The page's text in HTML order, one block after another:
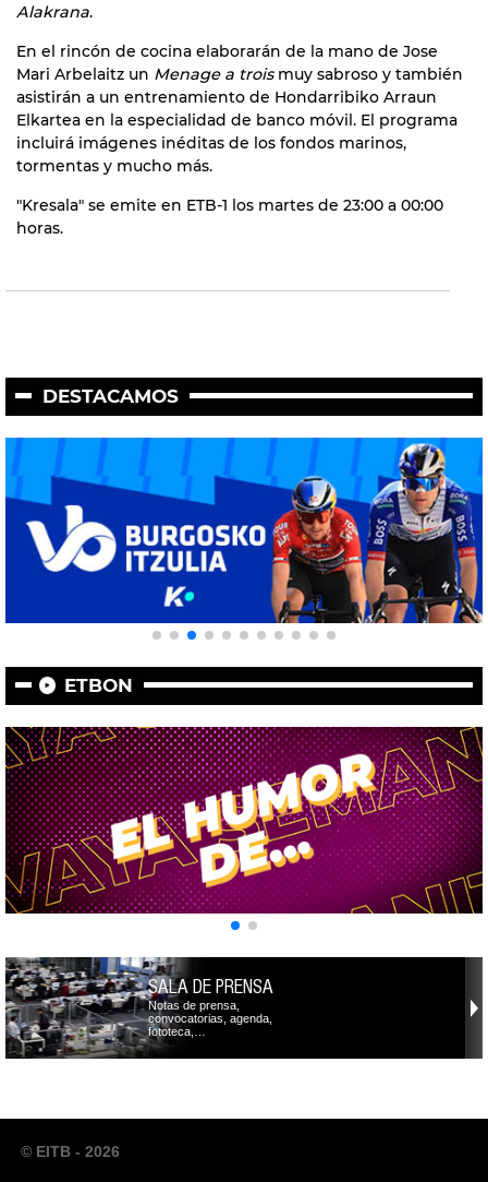
Alakrana.
En el rincón de cocina elaborarán de la mano de Jose
Mari Arbelaitz un Menage a trois muy sabroso y también
asistirán a un entrenamiento de Hondarribiko Arraun
Elkartea en la especialidad de banco móvil. El programa
incluirá imágenes inéditas de los fondos marinos,
tormentas y mucho más.
"Kresala" se emite en ETB-1 los martes de 23:00 a 00:00
horas.
DESTACAMOS
ETBON
SALA DE PRENSA
Notas de prensa,
convocatorias, agenda,
fototeca,…
© EITB - 2026